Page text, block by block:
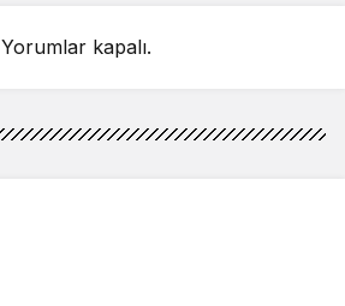
Yorumlar kapalı.